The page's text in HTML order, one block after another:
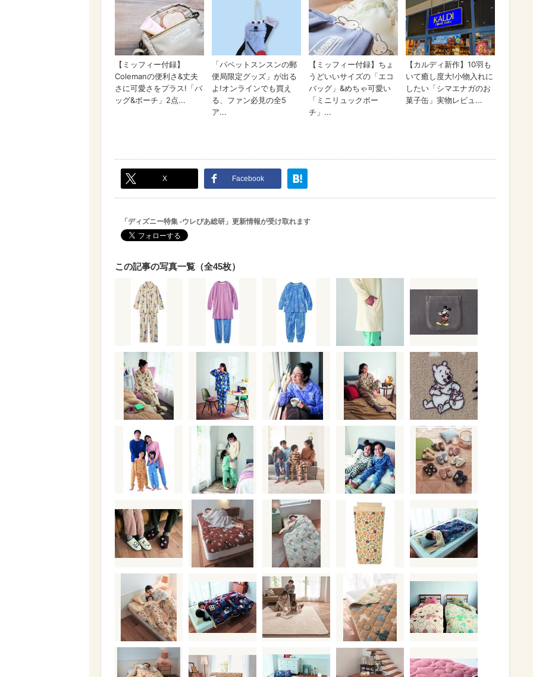
X Facebook
「ディズニー特集 -ウレぴあ総研」更新情報が受け取れます
この記事の写真一覧（全45枚）